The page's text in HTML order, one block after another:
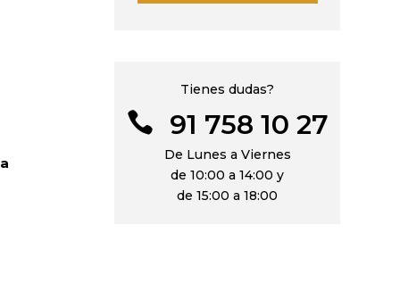
Tienes dudas?
 91 758 10 27
De Lunes a Viernes
de 10:00 a 14:00 y
de 15:00 a 18:00